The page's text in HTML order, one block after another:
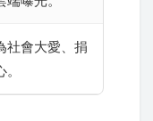
社會大愛、捐